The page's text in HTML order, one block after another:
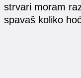
strvari moram
spavaš koliko